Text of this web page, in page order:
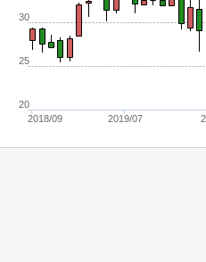
2018/09 2019/07
20
25
30